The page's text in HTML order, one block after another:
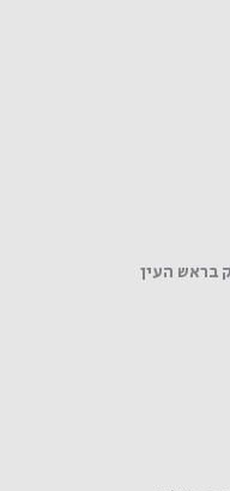
בראש העין